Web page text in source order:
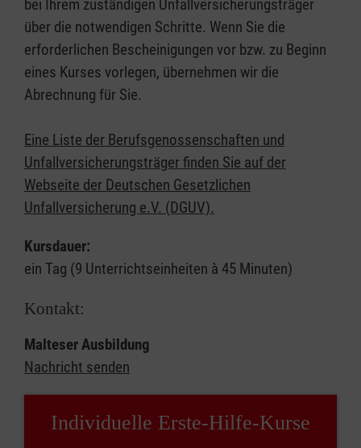
bei Ihrem zuständigen Unfallversicherungsträger
über die notwendigen Schritte. Wenn Sie die
erforderlichen Bescheinigungen vor bzw. zu Beginn
eines Kurses vorlegen, übernehmen wir die
Abrechnung für Sie.
Eine Liste der Berufsgenossenschaften und
Unfallversicherungsträger finden Sie auf der
Webseite der Deutschen Gesetzlichen
Unfallversicherung e.V. (DGUV).
Kursdauer:
ein Tag (9 Unterrichtseinheiten à 45 Minuten)
Kontakt:
Malteser Ausbildung
Nachricht senden
Individuelle Erste-Hilfe-Kurse